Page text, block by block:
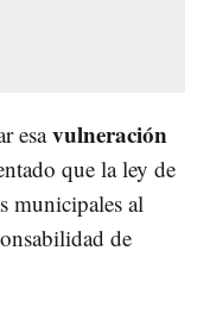
esavulneración
que la ley de
municipales al
de